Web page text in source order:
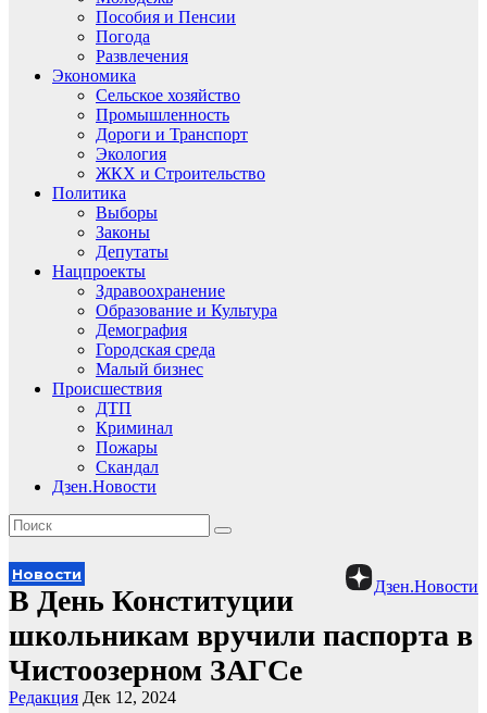
Пособия и Пенсии
Погода
Развлечения
Экономика
Сельское хозяйство
Промышленность
Дороги и Транспорт
Экология
ЖКХ и Строительство
Политика
Выборы
Законы
Депутаты
Нацпроекты
Здравоохранение
Образование и Культура
Демография
Городская среда
Малый бизнес
Происшествия
ДТП
Криминал
Пожары
Скандал
Дзен.Новости
Дзен.Новости
Новости
В День Конституции
школьникам вручили паспорта в
Чистоозерном ЗАГСе
Редакция Дек 12, 2024